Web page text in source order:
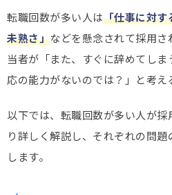
転職回数が多い人は「仕事に対す
未熟さ」などを懸念されて採用
当者が「また、すぐに辞めてし
応の能力がないのでは？」と考え
以下では、転職回数が多い人が
り詳しく解説し、それぞれの問
します。